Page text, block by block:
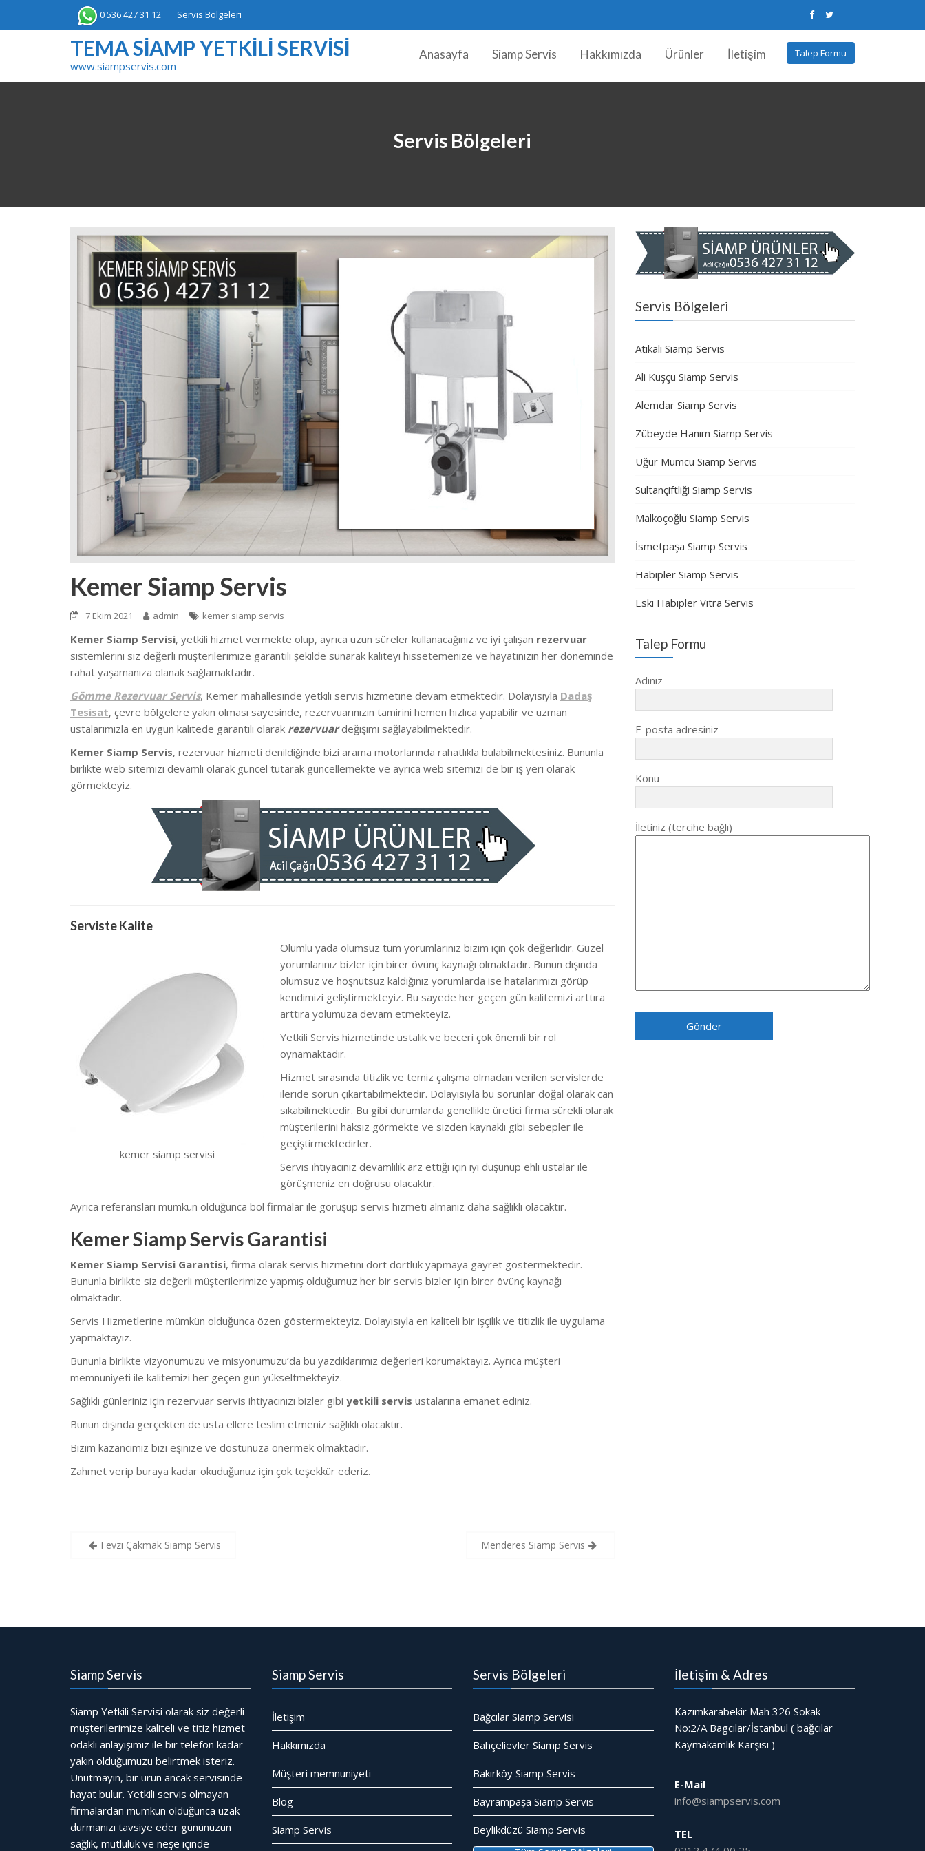
0 536 427 31 12 Servis Bölgeleri
TEMA SIAMP YETKILI SERVISI
www.siampservis.com
Talep Formu
Anasayfa Siamp Servis Hakkımızda Ürünler İletişim
Servis Bölgeleri
Kemer Siamp Servis
7 Ekim 2021 admin kemer siamp servis
Kemer Siamp Servisi, yetkili hizmet vermekte olup, ayrıca uzun süreler kullanacağınız ve iyi çalışan rezervuar
sistemlerini siz değerli müşterilerimize garantili şekilde sunarak kaliteyi hissetemenize ve hayatınızın her döneminde
rahat yaşamanıza olanak sağlamaktadır.
Gömme Rezervuar Servis, Kemer mahallesinde yetkili servis hizmetine devam etmektedir. Dolayısıyla Dadaş
Tesisat, çevre bölgelere yakın olması sayesinde, rezervuarınızın tamirini hemen hızlıca yapabilir ve uzman
ustalarımızla en uygun kalitede garantili olarak rezervuardeğişimi sağlayabilmektedir.
Kemer Siamp Servis, rezervuar hizmeti denildiğinde bizi arama motorlarında rahatlıkla bulabilmektesiniz. Bununla
birlikte web sitemizi devamlı olarak güncel tutarak güncellemekte ve ayrıca web sitemizi de bir iş yeri olarak
görmekteyiz.
Serviste Kalite
kemer siamp servisi
Olumlu yada olumsuz tüm yorumlarınız bizim için çok değerlidir. Güzel
yorumlarınız bizler için birer övünç kaynağı olmaktadır. Bunun dışında
olumsuz ve hoşnutsuz kaldığınız yorumlarda ise hatalarımızı görüp
kendimizi geliştirmekteyiz. Bu sayede her geçen gün kalitemizi arttıra
arttıra yolumuza devam etmekteyiz.
Yetkili Servis hizmetinde ustalık ve beceri çok önemli bir rol
oynamaktadır.
Hizmet sırasında titizlik ve temiz çalışma olmadan verilen servislerde
ileride sorun çıkartabilmektedir. Dolayısıyla bu sorunlar doğal olarak can
sıkabilmektedir. Bu gibi durumlarda genellikle üretici firma sürekli olarak
müşterilerini haksız görmekte ve sizden kaynaklı gibi sebepler ile
geçiştirmektedirler.
Servis ihtiyacınız devamlılık arz ettiği için iyi düşünüp ehli ustalar ile
görüşmeniz en doğrusu olacaktır.
Ayrıca referansları mümkün olduğunca bol firmalar ile görüşüp servis hizmeti almanız daha sağlıklı olacaktır.
Kemer Siamp Servis Garantisi
Kemer Siamp Servisi Garantisi, firma olarak servis hizmetini dört dörtlük yapmaya gayret göstermektedir.
Bununla birlikte siz değerli müşterilerimize yapmış olduğumuz her bir servis bizler için birer övünç kaynağı
olmaktadır.
Servis Hizmetlerine mümkün olduğunca özen göstermekteyiz. Dolayısıyla en kaliteli bir işçilik ve titizlik ile uygulama
yapmaktayız.
Bununla birlikte vizyonumuzu ve misyonumuzu’da bu yazdıklarımız değerleri korumaktayız. Ayrıca müşteri
memnuniyeti ile kalitemizi her geçen gün yükseltmekteyiz.
Sağlıklı günleriniz için rezervuar servis ihtiyacınızı bizler gibi yetkili servis ustalarına emanet ediniz.
Bunun dışında gerçekten de usta ellere teslim etmeniz sağlıklı olacaktır.
Bizim kazancımız bizi eşinize ve dostunuza önermek olmaktadır.
Zahmet verip buraya kadar okuduğunuz için çok teşekkür ederiz.
YazıFevzi Çakmak Siamp Servis Menderes Siamp Servis
Servis Bölgeleri
Atikali Siamp Servis
Ali Kuşçu Siamp Servis
Alemdar Siamp Servis
Zübeyde Hanım Siamp Servis
Uğur Mumcu Siamp Servis
Sultançiftliği Siamp Servis
Malkoçoğlu Siamp Servis
İsmetpaşa Siamp Servis
Habipler Siamp Servis
Eski Habipler Vitra Servis
Talep Formu
Adınız
E-posta adresiniz
Konu
İletiniz (tercihe bağlı)
Siamp Servis
Siamp Yetkili Servisi olarak siz değerli
müşterilerimize kaliteli ve titiz hizmet
odaklı anlayışımız ile bir telefon kadar
yakın olduğumuzu belirtmek isteriz.
Unutmayın, bir ürün ancak servisinde
hayat bulur. Yetkili servis olmayan
firmalardan mümkün olduğunca uzak
durmanızı tavsiye eder gününüzün
sağlık, mutluluk ve neşe içinde
Siamp Servis
İletişim
Hakkımızda
Müşteri memnuniyeti
Blog
Siamp Servis
Servis Bölgeleri
Bağcılar Siamp Servisi
Bahçelievler Siamp Servis
Bakırköy Siamp Servis
Bayrampaşa Siamp Servis
Beylikdüzü Siamp Servis
İletişim & Adres
Kazımkarabekir Mah 326 Sokak
No:2/A Bagcılar/İstanbul ( bağcılar
Kaymakamlık Karşısı )
E-Mail
info@siampservis.com
TEL